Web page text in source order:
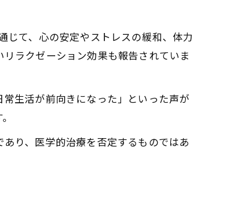
じて、心の安定やストレスの緩和、体力
ラクゼーション効果も報告されていま
生活が前向きになった」といった声が
り、医学的治療を否定するものではあ